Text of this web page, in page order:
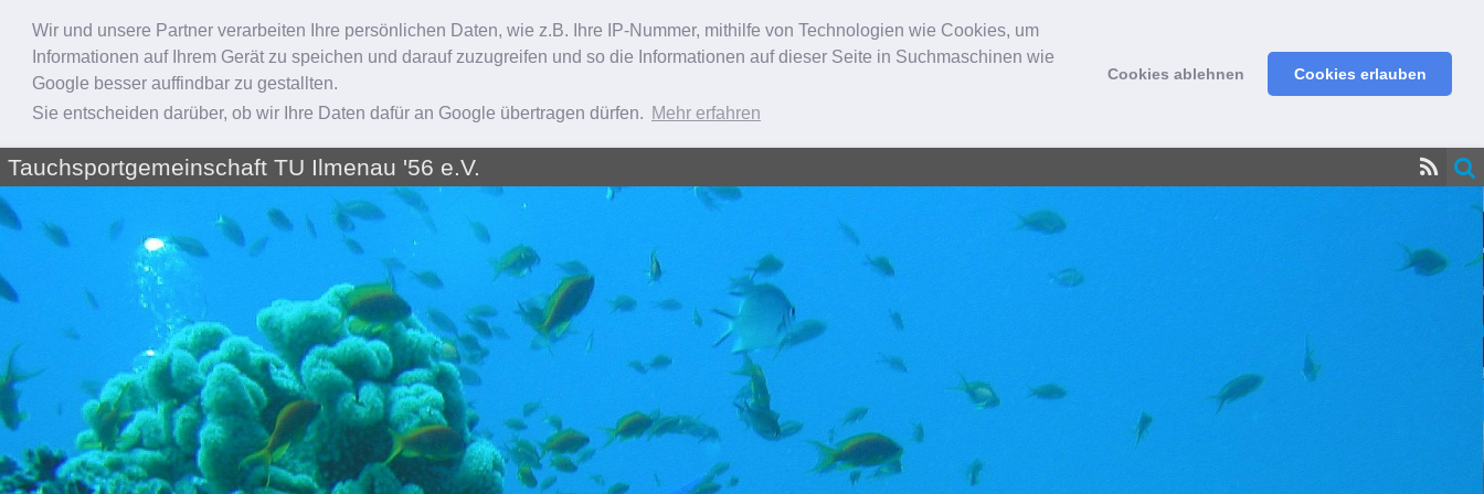
Wir und unsere Partner verarbeiten Ihre persönlichen Daten, wie z.B. Ihre IP-Nummer, mithilfe von Technologien wie Cookies, um
Informationen auf Ihrem Gerät zu speichen und darauf zuzugreifen und so die Informationen auf dieser Seite in Suchmaschinen wie
Google besser auffindbar zu gestallten.
Sie entscheiden darüber, ob wir Ihre Daten dafür an Google übertragen dürfen. Mehr erfahren
Cookies ablehnen Cookies erlauben
Tauchsportgemeinschaft TU Ilmenau '56 e.V.